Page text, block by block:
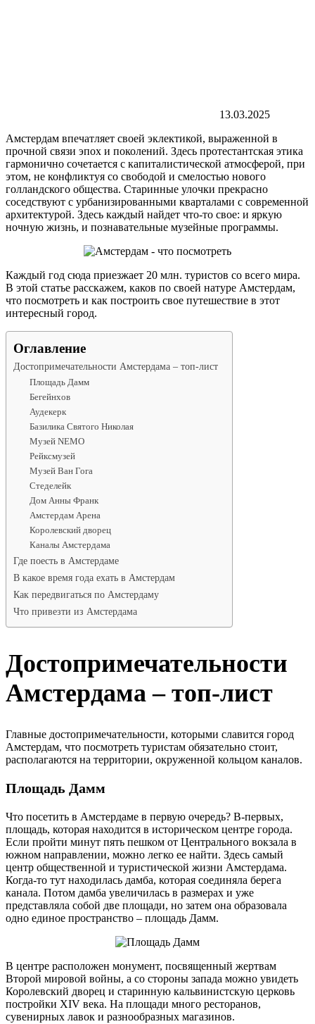
13.03.2025
Амстердам впечатляет своей эклектикой, выраженной в
прочной связи эпох и поколений. Здесь протестантская этика
гармонично сочетается с капиталистической атмосферой, при
этом, не конфликтуя со свободой и смелостью нового
голландского общества. Старинные улочки прекрасно
соседствуют с урбанизированными кварталами с современной
архитектурой. Здесь каждый найдет что-то свое: и яркую
ночную жизнь, и познавательные музейные программы.
Каждый год сюда приезжает 20 млн. туристов со всего мира.
В этой статье расскажем, каков по своей натуре Амстердам,
что посмотреть и как построить свое путешествие в этот
интересный город.
Оглавление
Достопримечательности Амстердама – топ-лист
Площадь Дамм
Бегейнхов
Аудекерк
Базилика Святого Николая
Музей NEMO
Рейксмузей
Музей Ван Гога
Стеделейк
Дом Анны Франк
Амстердам Арена
Королевский дворец
Каналы Амстердама
Где поесть в Амстердаме
В какое время года ехать в Амстердам
Как передвигаться по Амстердаму
Что привезти из Амстердама
Достопримечательности
Амстердама – топ-лист
Главные достопримечательности, которыми славится город
Амстердам, что посмотреть туристам обязательно стоит,
располагаются на территории, окруженной кольцом каналов.
Площадь Дамм
Что посетить в Амстердаме в первую очередь? В-первых,
площадь, которая находится в историческом центре города.
Если пройти минут пять пешком от Центрального вокзала в
южном направлении, можно легко ее найти. Здесь самый
центр общественной и туристической жизни Амстердама.
Когда-то тут находилась дамба, которая соединяла берега
канала. Потом дамба увеличилась в размерах и уже
представляла собой две площади, но затем она образовала
одно единое пространство – площадь Дамм.
В центре расположен монумент, посвященный жертвам
Второй мировой войны, а со стороны запада можно увидеть
Королевский дворец и старинную кальвинистскую церковь
постройки XIV века. На площади много ресторанов,
сувенирных лавок и разнообразных магазинов.